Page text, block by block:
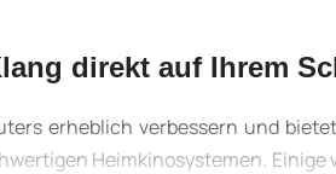
direkt auf Ihrem
erheblich verbessern und
Heimkinosystemen. Einige